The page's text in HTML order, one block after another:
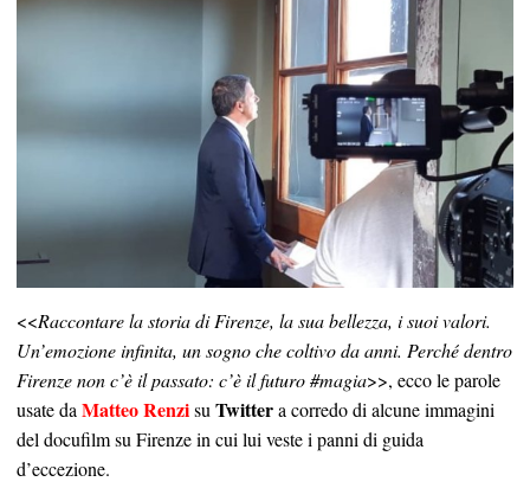
<<Raccontare la storia di Firenze, la sua bellezza, i suoi valori.
Un’emozione infinita, un sogno che coltivo da anni. Perché dentro
Firenze non c’è il passato: c’è il futuro #magia>>, ecco le parole
usate daMatteo RenzisuTwittera corredo di alcune immagini
del docufilm su Firenze in cui lui veste i panni di guida
d’eccezione.